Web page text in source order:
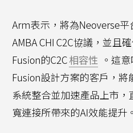
Arm表示，將為Neoverse
AMBA CHI C2C協議，並且
Fusion的C2C相容性 。這
Fusion設計方案的客戶，將
系統整合並加速產品上市，
寬連接所帶來的AI效能提升。